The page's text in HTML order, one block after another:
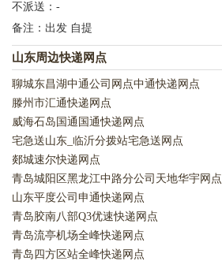
不派送：-
备注：出发 自提
山东周边快递网点
聊城东昌湖中通公司网点中通快递网点
滕州市汇通快递网点
威海石岛国通国通快递网点
宅急送山东_临沂分拨站宅急送网点
郯城速尔快递网点
青岛城阳区黑龙江中路分公司天地华宇网点
山东平度公司申通快递网点
青岛胶南八部Q3优速快递网点
青岛流亭机场全峰快递网点
青岛四方区站全峰快递网点